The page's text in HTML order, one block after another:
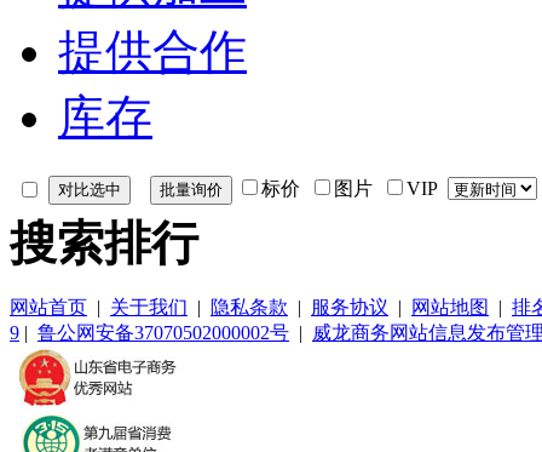
提供合作
库存
标价 图片 VIP
搜索排行
网站首页 | 关于我们 | 隐私条款 | 服务协议 | 网站地图 | 排
9 | 鲁公网安备37070502000002号 | 威龙商务网站信息发布管